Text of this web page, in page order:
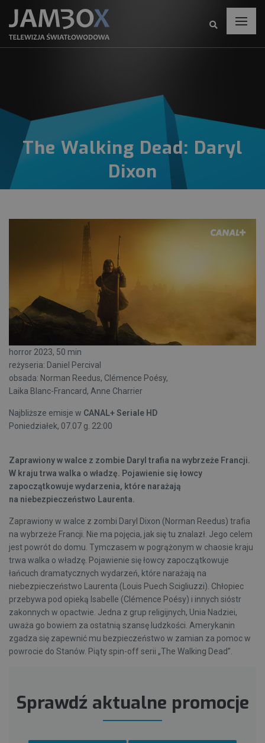
The Walking Dead: Daryl
Dixon
horror 2023, 50 min
reżyseria: Daniel Percival
obsada: Norman Reedus, Clémence Poésy,
Laika Blanc-Francard, Anne Charrier
Najbliższe emisje w CANAL+ Seriale HD
Poniedziałek, 07.07 g. 22:00
Zaprawiony w walce z zombie Daryl trafia na wybrzeże Francji.
W kraju trwa walka o władzę. Pojawienie się łowcy
zapoczątkowuje wydarzenia, które narażają
na niebezpieczeństwo Laurenta.
Zaprawiony w walce z zombi Daryl Dixon (Norman Reedus) trafia
na wybrzeże Francji. Nie ma pojęcia, jak się tu znalazł. Jego celem
jest powrót do domu. Tymczasem w pogrążonym w chaosie kraju
trwa walka o władzę. Pojawienie się łowcy zapoczątkowuje
łańcuch dramatycznych wydarzeń, które narażają na
niebezpieczeństwo Laurenta (Louis Puech Scigliuzzi). Chłopiec
przebywa pod opieką Isabelle (Clémence Poésy) i innych sióstr
zakonnych w opactwie. Jedna z grup religijnych, Unia Nadziei,
uważa go bowiem za ostatnią szansę ludzkości. Amerykanin
zgadza się zapewnić mu bezpieczeństwo w zamian za pomoc w
powrocie do Stanów. Piąty spin-off serii „The Walking Dead”.
Sprawdź aktualne promocje